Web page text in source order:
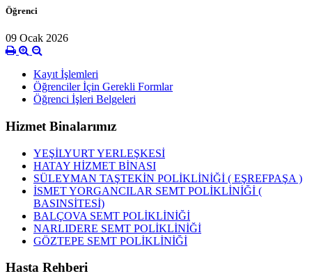
Öğrenci
09 Ocak 2026
Kayıt İşlemleri
Öğrenciler İçin Gerekli Formlar
Öğrenci İşleri Belgeleri
Hizmet Binalarımız
YEŞİLYURT YERLEŞKESİ
HATAY HİZMET BİNASI
SÜLEYMAN TAŞTEKİN POLİKLİNİĞİ ( EŞREFPAŞA )
İSMET YORGANCILAR SEMT POLİKLİNİĞİ (
BASINSİTESİ)
BALÇOVA SEMT POLİKLİNİĞİ
NARLIDERE SEMT POLİKLİNİĞİ
GÖZTEPE SEMT POLİKLİNİĞİ
Hasta Rehberi